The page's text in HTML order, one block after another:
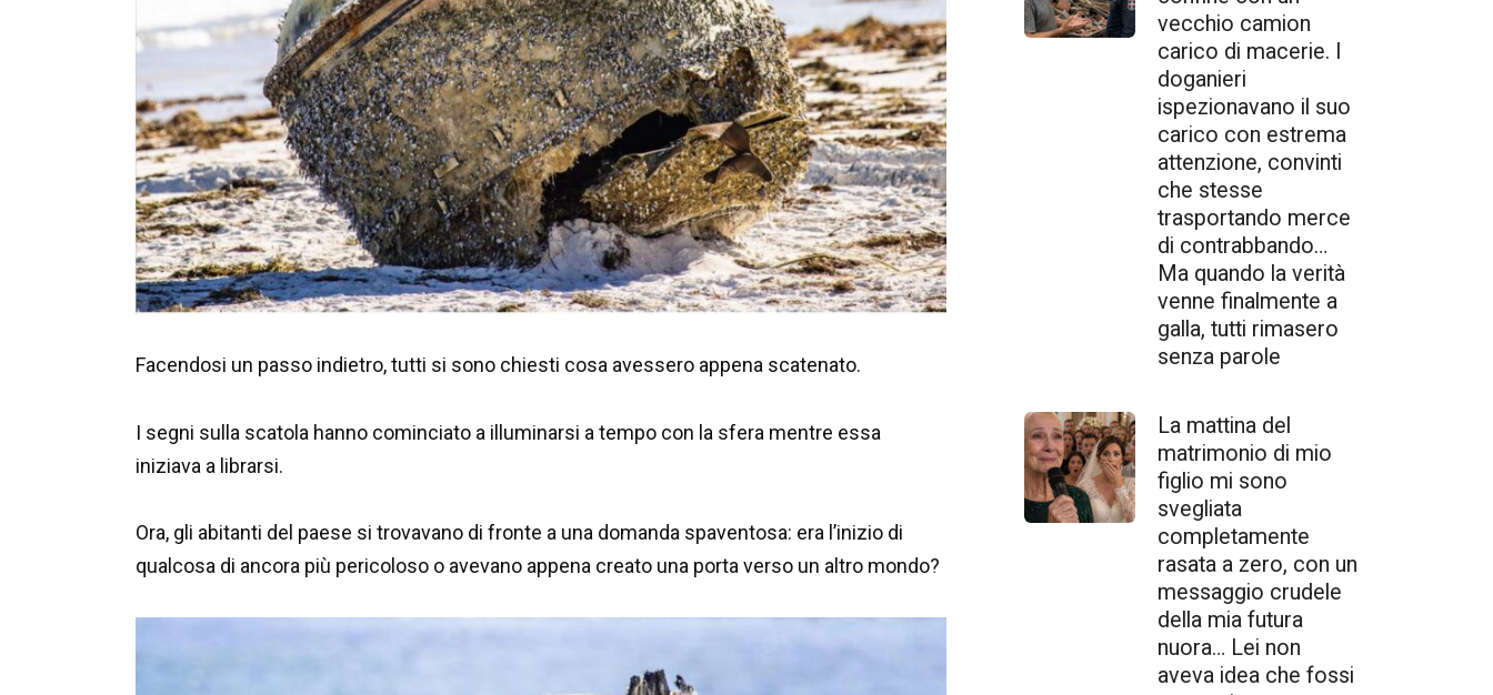
Facendosi un passo indietro, tutti si sono chiesti cosa avessero appena scatenato.
I segni sulla scatola hanno cominciato a illuminarsi a tempo con la sfera mentre essa
iniziava a librarsi.
Ora, gli abitanti del paese si trovavano di fronte a una domanda spaventosa: era l’inizio di
qualcosa di ancora più pericoloso o avevano appena creato una porta verso un altro mondo?
vecchio camion
carico di macerie. I
doganieri
ispezionavano il suo
carico con estrema
attenzione, convinti
che stesse
trasportando merce
di contrabbando…
Ma quando la verità
venne finalmente a
galla, tutti rimasero
senza parole
La mattina del
matrimonio di mio
figlio mi sono
svegliata
completamente
rasata a zero, con un
messaggio crudele
della mia futura
nuora… Lei non
aveva idea che fossi